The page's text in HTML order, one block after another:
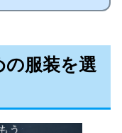
服装を選